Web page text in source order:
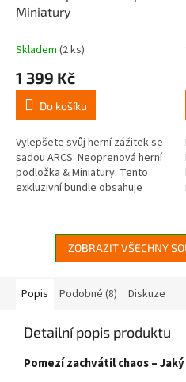
Miniatury
Skladem (2 ks)
1 399 Kč
Do košíku
Vylepšete svůj herní zážitek se
sadou ARCS: Neoprenová herní
podložka & Miniatury. Tento
exkluzivní bundle obsahuje
ZOBRAZIT VŠECHNY
Popis Podobné (8) Diskuze
Detailní popis produktu
Pomezí zachvátil chaos –